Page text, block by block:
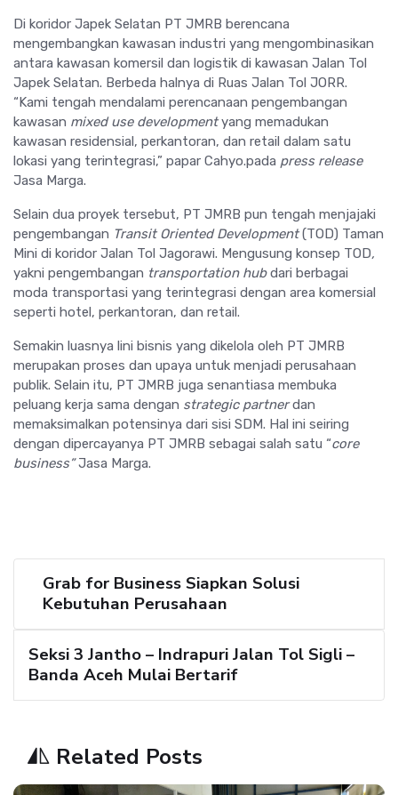
Di koridor Japek Selatan PT JMRB berencana
mengembangkan kawasan industri yang mengombinasikan
antara kawasan komersil dan logistik di kawasan Jalan Tol
Japek Selatan. Berbeda halnya di Ruas Jalan Tol JORR.
“Kami tengah mendalami perencanaan pengembangan
kawasan mixed use developmentyang memadukan
kawasan residensial, perkantoran, dan retail dalam satu
lokasi yang terintegrasi,” papar Cahyo.pada press release
Jasa Marga.
Selain dua proyek tersebut, PT JMRB pun tengah menjajaki
pengembangan Transit Oriented Development(TOD) Taman
Mini di koridor Jalan Tol Jagorawi. Mengusung konsep TOD,
yakni pengembangan transportation hubdari berbagai
moda transportasi yang terintegrasi dengan area komersial
seperti hotel, perkantoran, dan retail.
Semakin luasnya lini bisnis yang dikelola oleh PT JMRB
merupakan proses dan upaya untuk menjadi perusahaan
publik. Selain itu, PT JMRB juga senantiasa membuka
peluang kerja sama dengan strategic partnerdan
memaksimalkan potensinya dari sisi SDM. Hal ini seiring
dengan dipercayanya PT JMRB sebagai salah satu “core
business”Jasa Marga.
Grab for Business Siapkan Solusi
Kebutuhan Perusahaan
Seksi 3 Jantho – Indrapuri Jalan Tol Sigli –
Banda Aceh Mulai Bertarif
Related Posts